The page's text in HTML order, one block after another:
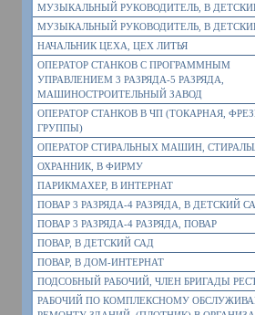
МУЗЫКАЛЬНЫЙ РУКОВОДИТЕЛЬ, В
МУЗЫКАЛЬНЫЙ РУКОВОДИТЕЛЬ, В
НАЧАЛЬНИК ЦЕХА, ЦЕХ ЛИТЬЯ
ОПЕРАТОР СТАНКОВ С ПРОГРАММНЫМ
УПРАВЛЕНИЕМ 3 РАЗРЯДА-5 РАЗРЯДА,
МАШИНОСТРОИТЕЛЬНЫЙ ЗАВОД
ОПЕРАТОР СТАНКОВ В ЧП (ТОКАРНАЯ,
ГРУППЫ)
ОПЕРАТОР СТИРАЛЬНЫХ МАШИН,
ОХРАННИК, В ФИРМУ
ПАРИКМАХЕР, В ИНТЕРНАТ
ПОВАР 3 РАЗРЯДА-4 РАЗРЯДА, В ДЕТСКИЙ
ПОВАР 3 РАЗРЯДА-4 РАЗРЯДА, ПОВАР
ПОВАР, В ДЕТСКИЙ САД
ПОВАР, В ДОМ-ИНТЕРНАТ
ПОДСОБНЫЙ РАБОЧИЙ, ЧЛЕН БРИГАДЫ
РАБОЧИЙ ПО КОМПЛЕКСНОМУ